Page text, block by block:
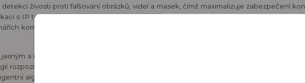
živosti proti falšování obrázků, videí a masek, čímž maximalizuje zabezpečení
s IP telefony, vnitřními stanicemi nebo prostřednictvím mobilní aplikace. Díky více
komunit, bytů a kancelářských budov.
a intuitivním rozhraním
rozpoznávání obličeje a algoritmy proti falšování, které zajišťují bezpečnost komunity
algoritmus redukce šumu zajišťuje čistší audio a video hovory